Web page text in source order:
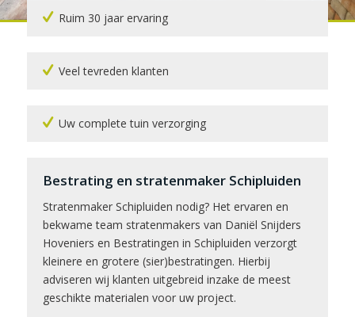
Ruim 30 jaar ervaring
Veel tevreden klanten
Uw complete tuin verzorging
Bestrating en stratenmaker Schipluiden
Stratenmaker Schipluiden nodig? Het ervaren en
bekwame team stratenmakers van Daniël Snijders
Hoveniers en Bestratingen in Schipluiden verzorgt
kleinere en grotere (sier)bestratingen. Hierbij
adviseren wij klanten uitgebreid inzake de meest
geschikte materialen voor uw project.